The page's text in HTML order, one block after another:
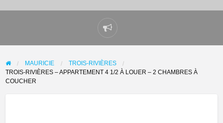
Signaler
un
problème
MAURICIE
TROIS-RIVIÈRES
TROIS-RIVIÈRES – APPARTEMENT 4 1/2 À LOUER – 2 CHAMBRES À
COUCHER